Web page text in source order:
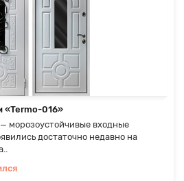
«Termo-016»
морозоустойчивые входные
достаточно недавно на